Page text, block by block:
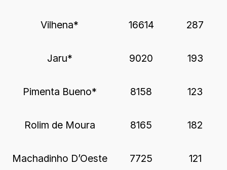
Vilhena* 16614 287
Jaru* 9020 193
Pimenta Bueno* 8158 123
Rolim de Moura 8165 182
Machadinho D’Oeste 7725 121